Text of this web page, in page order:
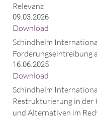
Relevanz
09.03.2026
Download
Schindhelm
Forderungseintreibung
16.06.2025
Download
Schindhelm
Restrukturierung in der
und Alternativen im